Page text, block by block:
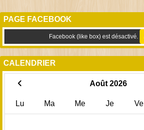
PAGE FACEBOOK
Facebook (like box) est désactivé.
CALENDRIER
Août 2026
Lu Ma Me Je Ve